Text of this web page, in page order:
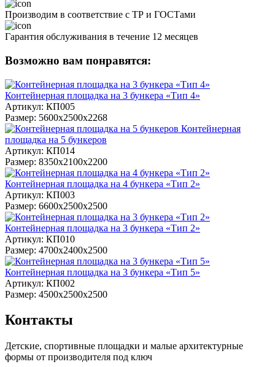
Производим в соответствие с ТР и ГОСТами
Гарантия обслуживания в течение 12 месяцев
Возможно вам понравятся:
Контейнерная площадка на 3 бункера «Тип 4»
Артикул: КП005
Размер: 5600х2500х2268
Контейнерная
площадка на 5 бункеров
Артикул: КП014
Размер: 8350х2100х2200
Контейнерная площадка на 4 бункера «Тип 2»
Артикул: КП003
Размер: 6600х2500х2500
Контейнерная площадка на 3 бункера «Тип 2»
Артикул: КП010
Размер: 4700x2400x2500
Контейнерная площадка на 3 бункера «Тип 5»
Артикул: КП002
Размер: 4500х2500х2500
Контакты
Детские, спортивные площадки и малые архитектурные
формы от производителя под ключ